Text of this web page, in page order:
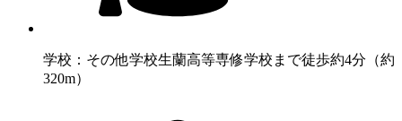
学校：その他学校生蘭高等専修学校まで徒歩約4分（約
320m）